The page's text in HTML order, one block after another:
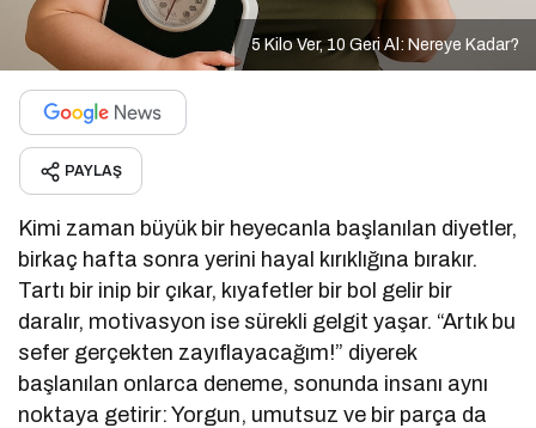
5 Kilo Ver, 10 Geri Al: Nereye Kadar?
PAYLAŞ
Kimi zaman büyük bir heyecanla başlanılan diyetler,
birkaç hafta sonra yerini hayal kırıklığına bırakır.
Tartı bir inip bir çıkar, kıyafetler bir bol gelir bir
daralır, motivasyon ise sürekli gelgit yaşar. “Artık bu
sefer gerçekten zayıflayacağım!” diyerek
başlanılan onlarca deneme, sonunda insanı aynı
noktaya getirir: Yorgun, umutsuz ve bir parça da